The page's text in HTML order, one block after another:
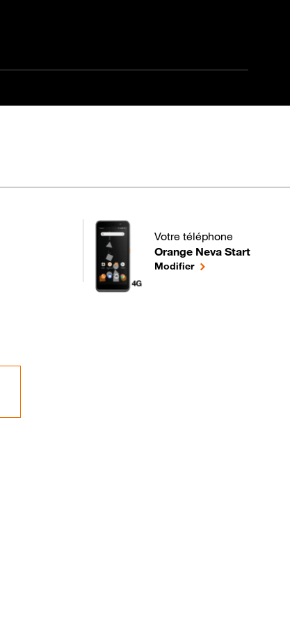
Votre téléphone
Orange Neva Start
pour votre Orange Neva
Modifierle téléphone